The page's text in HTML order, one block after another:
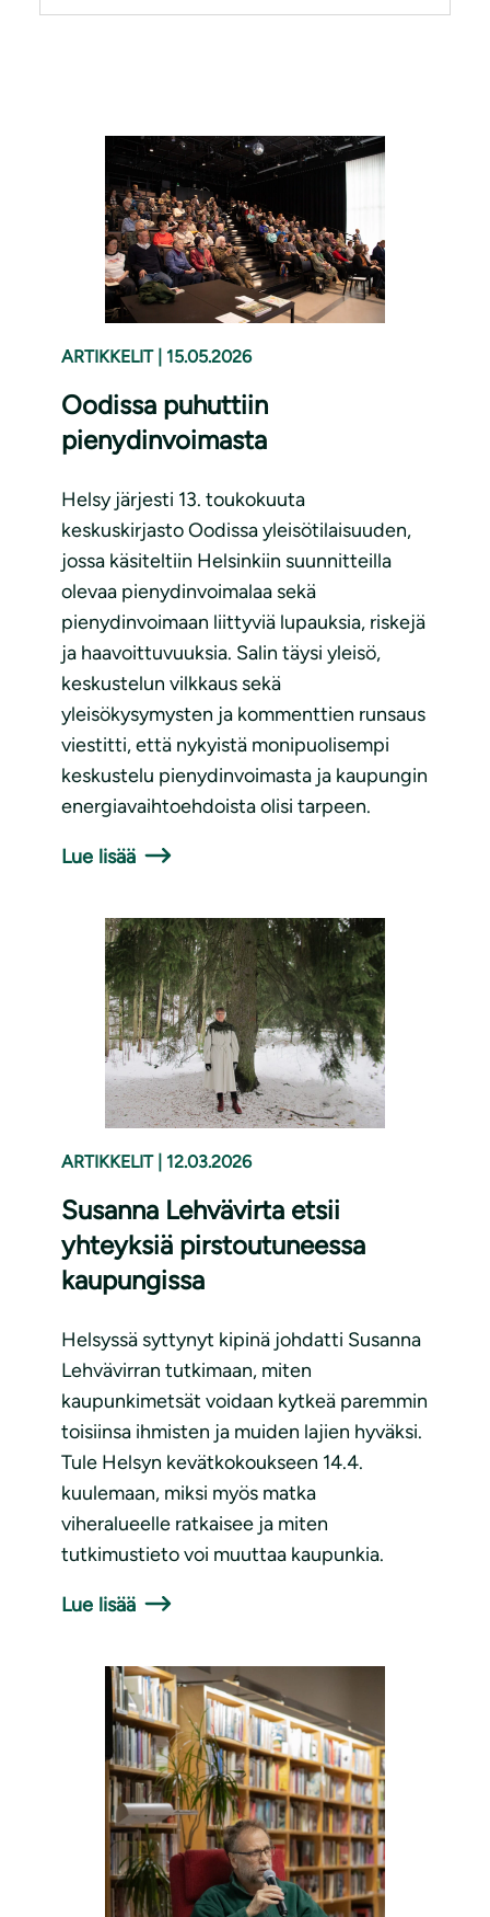
ARTIKKELIT 15.05.2026
Oodissa puhuttiin
pienydinvoimasta
Helsy järjesti 13. toukokuuta
keskuskirjasto Oodissa yleisötilaisuuden,
jossa käsiteltiin Helsinkiin suunnitteilla
olevaa pienydinvoimalaa sekä
pienydinvoimaan liittyviä lupauksia, riskejä
ja haavoittuvuuksia. Salin täysi yleisö,
keskustelun vilkkaus sekä
yleisökysymysten ja kommenttien runsaus
viestitti, että nykyistä monipuolisempi
keskustelu pienydinvoimasta ja kaupungin
energiavaihtoehdoista olisi tarpeen.
Lue lisää
ARTIKKELIT 12.03.2026
Susanna Lehvävirta etsii
yhteyksiä pirstoutuneessa
kaupungissa
Helsyssä syttynyt kipinä johdatti Susanna
Lehvävirran tutkimaan, miten
kaupunkimetsät voidaan kytkeä paremmin
toisiinsa ihmisten ja muiden lajien hyväksi.
Tule Helsyn kevätkokoukseen 14.4.
kuulemaan, miksi myös matka
viheralueelle ratkaisee ja miten
tutkimustieto voi muuttaa kaupunkia.
Lue lisää